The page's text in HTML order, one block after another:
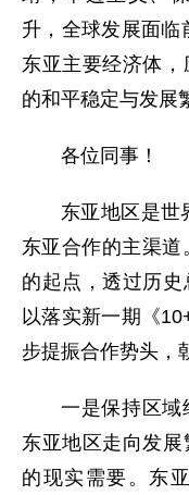
升，全球发展面临
东亚主要经济体
的和平稳定与发展
各位同事！
东亚地区是世
东亚合作的主渠
的起点，透过历史
以落实新一期《
步提振合作势头，
一是保持区域
东亚地区走向发
的现实需要。东